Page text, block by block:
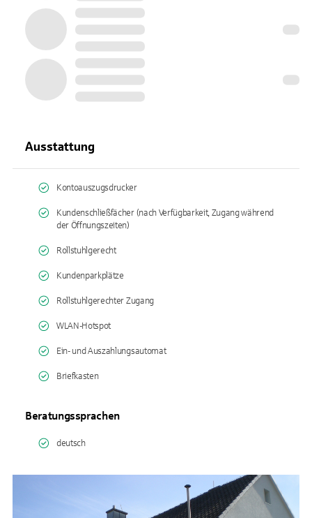
Ausstattung
Kontoauszugsdrucker
Kundenschließfächer (nach Verfügbarkeit, Zugang während
der Öffnungszeiten)
Rollstuhlgerecht
Kundenparkplätze
Rollstuhlgerechter Zugang
WLAN-Hotspot
Ein- und Auszahlungsautomat
Briefkasten
Beratungssprachen
deutsch